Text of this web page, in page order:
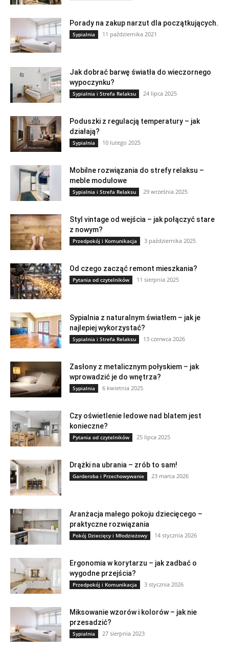
Porady na zakup narzut dla początkujących.
Sypialnia 11 października 2021
Jak dobrać barwę światła do wieczornego
wypoczynku?
Sypialnia i Strefa Relaksu 24 lipca 2025
Poduszki z regulacją temperatury – jak
działają?
Sypialnia 10 lutego 2025
Mobilne rozwiązania do strefy relaksu –
meble modułowe
Sypialnia i Strefa Relaksu 29 września 2025
Styl vintage od wejścia – jak połączyć stare
z nowym?
Przedpokój i Komunikacja 3 października 2025
Od czego zacząć remont mieszkania?
Pytania od czytelników 11 sierpnia 2025
Sypialnia z naturalnym światłem – jak je
najlepiej wykorzystać?
Sypialnia i Strefa Relaksu 13 czerwca 2026
Zasłony z metalicznym połyskiem – jak
wprowadzić je do wnętrza?
Sypialnia 6 kwietnia 2025
Czy oświetlenie ledowe nad blatem jest
konieczne?
Pytania od czytelników 25 lipca 2025
Drążki na ubrania – zrób to sam!
Garderoba i Przechowywanie 23 marca 2026
Aranżacja małego pokoju dziecięcego –
praktyczne rozwiązania
Pokój Dziecięcy i Młodzieżowy 14 stycznia 2026
Ergonomia w korytarzu – jak zadbać o
wygodne przejścia?
Przedpokój i Komunikacja 3 stycznia 2026
Miksowanie wzorów i kolorów – jak nie
przesadzić?
Sypialnia 27 sierpnia 2023